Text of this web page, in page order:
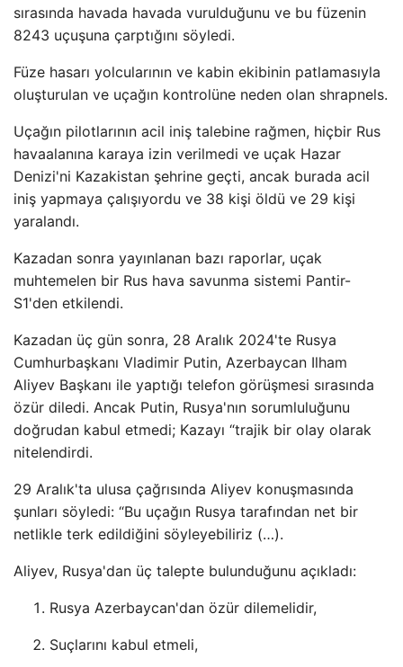
sırasında havada havada vurulduğunu ve bu füzenin
8243 uçuşuna çarptığını söyledi.
Füze hasarı yolcularının ve kabin ekibinin patlamasıyla
oluşturulan ve uçağın kontrolüne neden olan shrapnels.
Uçağın pilotlarının acil iniş talebine rağmen, hiçbir Rus
havaalanına karaya izin verilmedi ve uçak Hazar
Denizi'ni Kazakistan şehrine geçti, ancak burada acil
iniş yapmaya çalışıyordu ve 38 kişi öldü ve 29 kişi
yaralandı.
Kazadan sonra yayınlanan bazı raporlar, uçak
muhtemelen bir Rus hava savunma sistemi Pantir-
S1'den etkilendi.
Kazadan üç gün sonra, 28 Aralık 2024'te Rusya
Cumhurbaşkanı Vladimir Putin, Azerbaycan Ilham
Aliyev Başkanı ile yaptığı telefon görüşmesi sırasında
özür diledi. Ancak Putin, Rusya'nın sorumluluğunu
doğrudan kabul etmedi; Kazayı “trajik bir olay olarak
nitelendirdi.
29 Aralık'ta ulusa çağrısında Aliyev konuşmasında
şunları söyledi: “Bu uçağın Rusya tarafından net bir
netlikle terk edildiğini söyleyebiliriz (…).
Aliyev, Rusya'dan üç talepte bulunduğunu açıkladı:
Rusya Azerbaycan'dan özür dilemelidir,
Suçlarını kabul etmeli,